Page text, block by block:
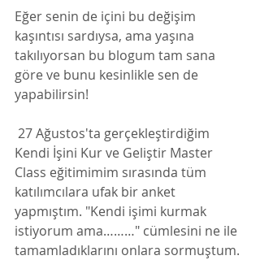
Eğer senin de içini bu değişim
kaşıntısı sardıysa, ama yaşına
takılıyorsan bu blogum tam sana
göre ve bunu kesinlikle sen de
yapabilirsin!
Kendi İşini Kur ve Geliştir Master
Class eğitimimim sırasında tüm
katılımcılara ufak bir anket
yapmıştım. "Kendi işimi kurmak
istiyorum ama………" cümlesini ne ile
tamamladıklarını onlara sormuştum.